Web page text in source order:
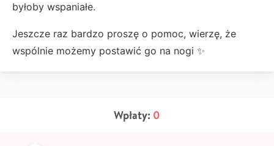
byłoby wspaniałe.
Jeszcze raz bardzo proszę o pomoc, wierzę, że
wspólnie możemy postawić go na nogi ✨️
Wpłaty: 0